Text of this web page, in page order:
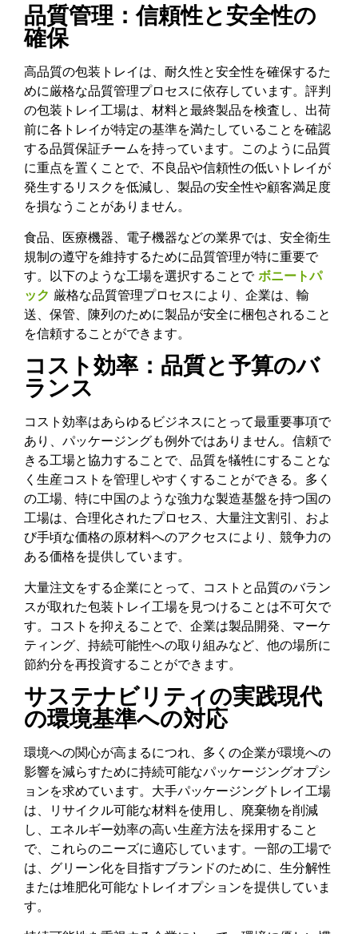
品質管理：信頼性と安全性の
確保
高品質の包装トレイは、耐久性と安全性を確保するた
めに厳格な品質管理プロセスに依存しています。評判
の包装トレイ工場は、材料と最終製品を検査し、出荷
前に各トレイが特定の基準を満たしていることを確認
する品質保証チームを持っています。このように品質
に重点を置くことで、不良品や信頼性の低いトレイが
発生するリスクを低減し、製品の安全性や顧客満足度
を損なうことがありません。
食品、医療機器、電子機器などの業界では、安全衛生
規制の遵守を維持するために品質管理が特に重要で
す。以下のような工場を選択することで ボニートパ
ック 厳格な品質管理プロセスにより、企業は、輸
送、保管、陳列のために製品が安全に梱包されること
を信頼することができます。
コスト効率：品質と予算のバ
ランス
コスト効率はあらゆるビジネスにとって最重要事項で
あり、パッケージングも例外ではありません。信頼で
きる工場と協力することで、品質を犠牲にすることな
く生産コストを管理しやすくすることができる。多く
の工場、特に中国のような強力な製造基盤を持つ国の
工場は、合理化されたプロセス、大量注文割引、およ
び手頃な価格の原材料へのアクセスにより、競争力の
ある価格を提供しています。
大量注文をする企業にとって、コストと品質のバラン
スが取れた包装トレイ工場を見つけることは不可欠で
す。コストを抑えることで、企業は製品開発、マーケ
ティング、持続可能性への取り組みなど、他の場所に
節約分を再投資することができます。
サステナビリティの実践現代
の環境基準への対応
環境への関心が高まるにつれ、多くの企業が環境への
影響を減らすために持続可能なパッケージングオプシ
ョンを求めています。大手パッケージングトレイ工場
は、リサイクル可能な材料を使用し、廃棄物を削減
し、エネルギー効率の高い生産方法を採用すること
で、これらのニーズに適応しています。一部の工場で
は、グリーン化を目指すブランドのために、生分解性
または堆肥化可能なトレイオプションを提供していま
す。